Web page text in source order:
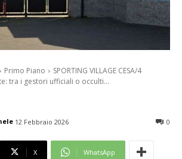
Primo Piano
SPORTING VILLAGE CESA/4
tra i gestori ufficiali o occulti...
12 Febbraio 2026 0
X WhatsApp